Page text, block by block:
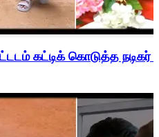
கட்டிக் கொடுத்த நடிகர்